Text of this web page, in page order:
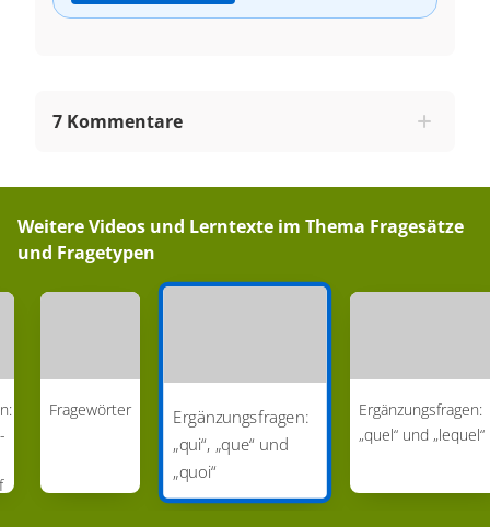
7 Kommentare
Weitere Videos und Lerntexte im Thema Fragesätze
und Fragetypen
Fragewörter
Ergänzungsfragen:
„qui“, „que“ und
„quoi“
Ergänzungsfragen:
„quel“ und „lequel“